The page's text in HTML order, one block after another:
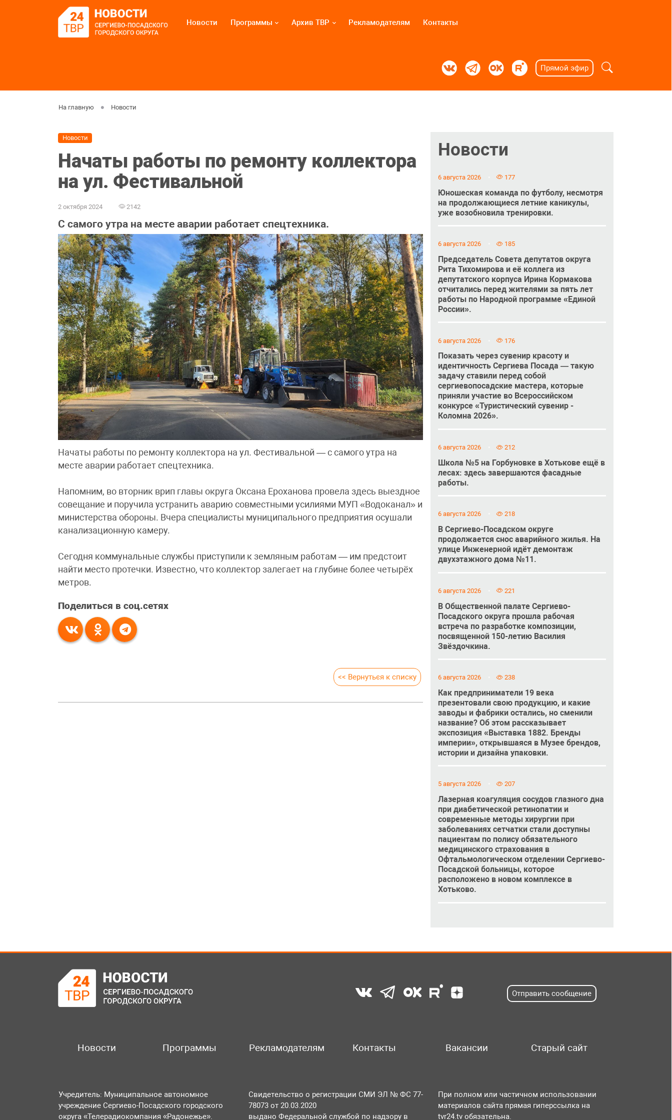
Новости Программы Архив ТВР Рекламодателям Контакты
Прямой эфир
На главную Новости
Новости
Начаты работы по ремонту коллектора
на ул. Фестивальной
2 октября 2024 2142
С самого утра на месте аварии работает спецтехника.
Начаты работы по ремонту коллектора на ул. Фестивальной — с самого утра на
месте аварии работает спецтехника.
Напомним, во вторник врип главы округа Оксана Ероханова провела здесь выездное
совещание и поручила устранить аварию совместными усилиями МУП «Водоканал» и
министерства обороны. Вчера специалисты муниципального предприятия осушали
канализационную камеру.
Сегодня коммунальные службы приступили к земляным работам — им предстоит
найти место протечки. Известно, что коллектор залегает на глубине более четырёх
метров.
Поделиться в соц.сетях
<< Вернуться к списку
Новости
6 августа 2026 177
Юношеская команда по футболу, несмотря
на продолжающиеся летние каникулы,
уже возобновила тренировки.
6 августа 2026 185
Председатель Совета депутатов округа
Рита Тихомирова и её коллега из
депутатского корпуса Ирина Кормакова
отчитались перед жителями за пять лет
работы по Народной программе «Единой
России».
6 августа 2026 176
Показать через сувенир красоту и
идентичность Сергиева Посада — такую
задачу ставили перед собой
сергиевопосадские мастера, которые
приняли участие во Всероссийском
конкурсе «Туристический сувенир -
Коломна 2026».
6 августа 2026 212
Школа №5 на Горбуновке в Хотькове ещё в
лесах: здесь завершаются фасадные
работы.
6 августа 2026 218
В Сергиево-Посадском округе
продолжается снос аварийного жилья. На
улице Инженерной идёт демонтаж
двухэтажного дома №11.
6 августа 2026 221
В Общественной палате Сергиево-
Посадского округа прошла рабочая
встреча по разработке композиции,
посвященной 150-летию Василия
Звёздочкина.
6 августа 2026 238
Как предприниматели 19 века
презентовали свою продукцию, и какие
заводы и фабрики остались, но сменили
название? Об этом рассказывает
экспозиция «Выставка 1882. Бренды
империи», открывшаяся в Музее брендов,
истории и дизайна упаковки.
5 августа 2026 207
Лазерная коагуляция сосудов глазного дна
при диабетической ретинопатии и
современные методы хирургии при
заболеваниях сетчатки стали доступны
пациентам по полису обязательного
медицинского страхования в
Офтальмологическом отделении Сергиево-
Посадской больницы, которое
расположено в новом комплексе в
Хотьково.
Отправить сообщение
Новости Программы Рекламодателям Контакты Вакансии Старый сайт
Учредитель: Муниципальное автономное
учреждение Сергиево-Посадского городского
округа «Телерадиокомпания «Радонежье».
Свидетельство о регистрации СМИ ЭЛ № ФС 77-
78073 от 20.03.2020
выдано Федеральной службой по надзору в
При полном или частичном использовании
материалов сайта прямая гиперссылка на
tvr24.tv обязательна.